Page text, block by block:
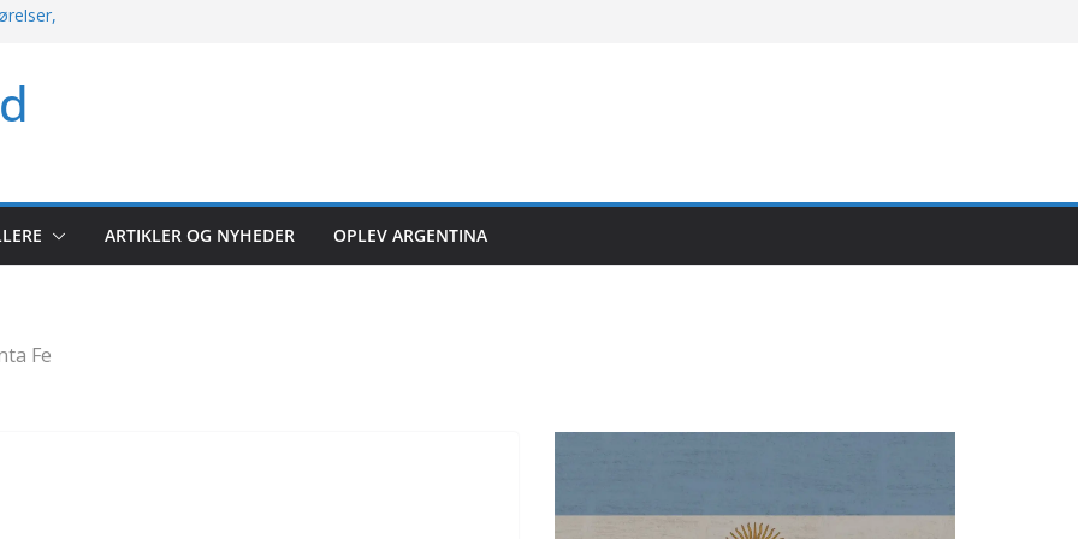
og mere
kampoversigt
Hele runden
2026
ARTIKLER OG NYHEDER OPLEV ARGENTINA
Fe